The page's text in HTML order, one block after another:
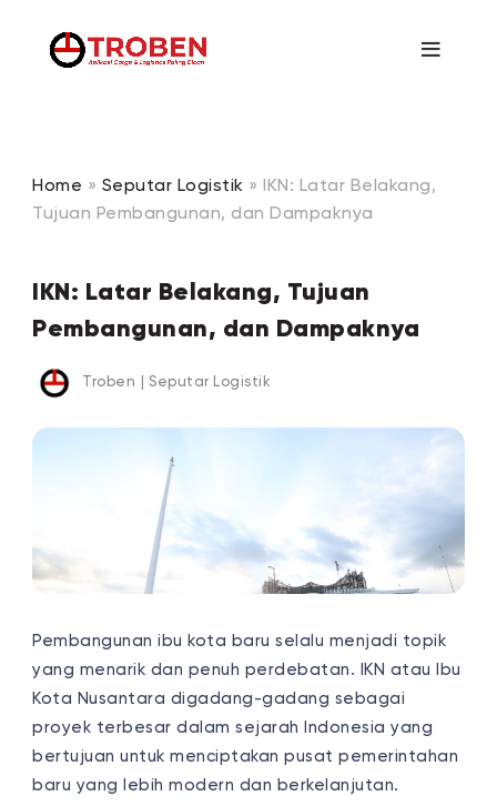
Home » Seputar Logistik »IKN: Latar Belakang,
Tujuan Pembangunan, dan Dampaknya
IKN: Latar Belakang, Tujuan
Pembangunan, dan Dampaknya
Troben Seputar Logistik
Pembangunan ibu kota baru selalu menjadi topik
yang menarik dan penuh perdebatan. IKN atau Ibu
Kota Nusantara digadang-gadang sebagai
proyek terbesar dalam sejarah Indonesia yang
bertujuan untuk menciptakan pusat pemerintahan
baru yang lebih modern dan berkelanjutan.